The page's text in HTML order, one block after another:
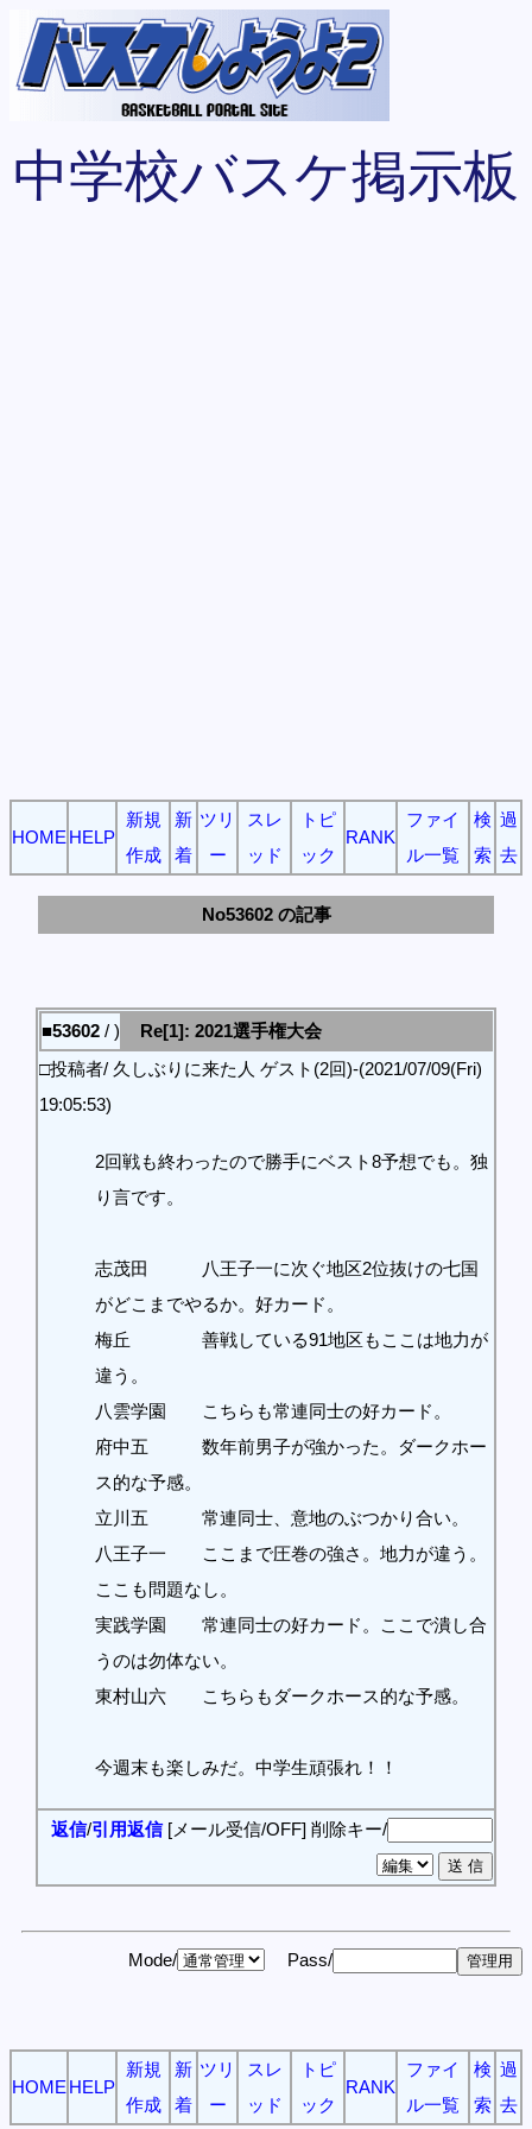
中学校バスケ掲示板
HOME HELP
新規
作成
新
着
ツリ
ー
スレ
ッド
トピ
ック
RANK
ファイ
ル一覧
検
索
過
去
No53602 の記事
■53602 / )
Re[1]: 2021選手権大会
□投稿者/ 久しぶりに来た人 ゲスト(2回)-(2021/07/09(Fri)
19:05:53)
2回戦も終わったので勝手にベスト8予想でも。独
り言です。
志茂田 八王子一に次ぐ地区2位抜けの七国
がどこまでやるか。好カード。
梅丘 善戦している91地区もここは地力が
違う。
八雲学園 こちらも常連同士の好カード。
府中五 数年前男子が強かった。ダークホー
ス的な予感。
立川五 常連同士、意地のぶつかり合い。
八王子一 ここまで圧巻の強さ。地力が違う。
ここも問題なし。
実践学園 常連同士の好カード。ここで潰し合
うのは勿体ない。
東村山六 こちらもダークホース的な予感。
今週末も楽しみだ。中学生頑張れ！！
返信/引用返信[メール受信/OFF] 削除キー/
Mode/ Pass/
HOME HELP
新規
作成
新
着
ツリ
ー
スレ
ッド
トピ
ック
RANK
ファイ
ル一覧
検
索
過
去